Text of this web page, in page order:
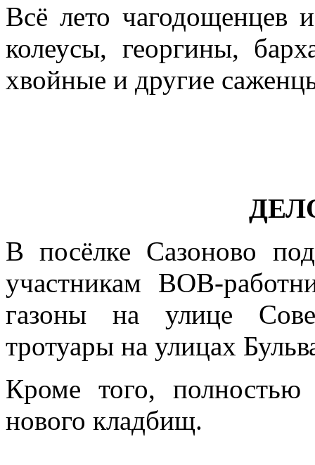
Всё лето чагодощенцев
колеусы, георгины,
хвойные и другие
В посёлке Сазоново
участникам ВОВ-
газоны на улице
тротуары на улицах
Кроме того,
нового кладбищ.